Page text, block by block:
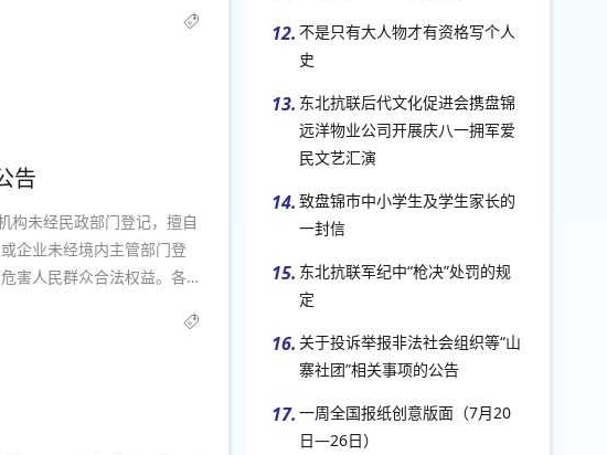
告
构未经民政部门登记，擅自
企业未经境内主管部门登
害人民群众合法权益。各有
12. 不是只有大人物才有资格写个人
史
13. 东北抗联后代文化促进会携盘锦
远洋物业公司开展庆八一拥军爱
民文艺汇演
14. 致盘锦市中小学生及学生家长的
一封信
15. 东北抗联军纪中“枪决”处罚的规
定
16. 关于投诉举报非法社会组织等“山
寨社团”相关事项的公告
17. 一周全国报纸创意版面（7月20
日—26日）